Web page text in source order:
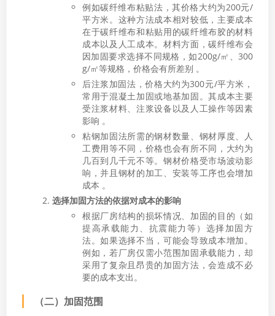
例如碳纤维布粘贴法，其价格大约为200元/
平方米。这种方法成本相对较低，主要成本
在于碳纤维布和粘贴用的碳纤维布胶的材料
成本以及人工成本。材料方面，碳纤维布会
因加固要求选择不同规格，如200g/㎡、300
g/㎡等规格，价格会有所差别 。
后注浆加固法，价格大约为300元/平方米，
常用于混凝土加固或地基加固。其成本主要
受注浆材料、注浆设备以及人工操作等因素
影响 。
粘钢加固法所需的钢材数量、钢材厚度、人
工费用等不同，价格也会有所不同，大约为
几百到几千元不等。钢材价格受市场波动影
响，并且钢材的加工、安装等工序也会增加
成本 。
选择加固方法的依据对成本的影响
根据厂房结构的损坏情况、加固的目的（如
提高承载能力、抗震能力等）选择加固方
法。如果选择不当，可能会导致成本增加。
例如，若厂房仅需小范围加固承载能力，却
采用了复杂且昂贵的加固方法，会造成不必
要的成本支出。
（二）加固范围